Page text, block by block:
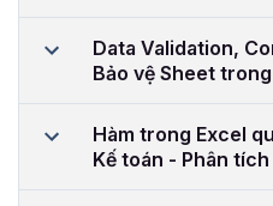
Data Validation,
Bảo vệ Sheet
Hàm trong Excel
Kế toán - Phân tích